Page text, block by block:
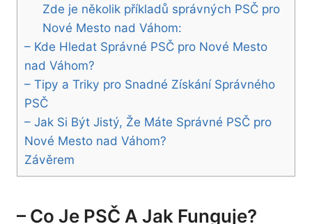
Zde je několik příkladů správných PSČ pro
Nové Mesto nad Váhom:
– Kde Hledat Správné PSČ pro Nové Mesto
nad Váhom?
– Tipy a‍ Triky pro Snadné Získání Správného
PSČ
– Jak‍ Si​ Být Jistý, Že Máte Správné PSČ pro‍
Nové Mesto nad Váhom?
Závěrem
– Co ⁤je PSČ A Jak Funguje?